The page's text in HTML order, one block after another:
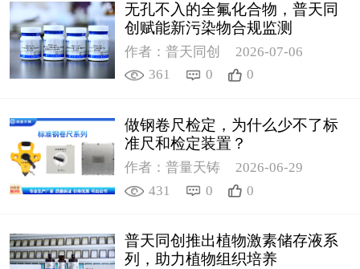
无孔不入的全氟化合物，普天同
创赋能新污染物合规监测
作者：普天同创
2026-07-06
361
0 0
做钢卷尺检定，为什么少不了标
准尺和检定装置？
作者：普量天铸
2026-06-29
431
0 0
普天同创推出植物激素储存液系
列，助力植物组织培养